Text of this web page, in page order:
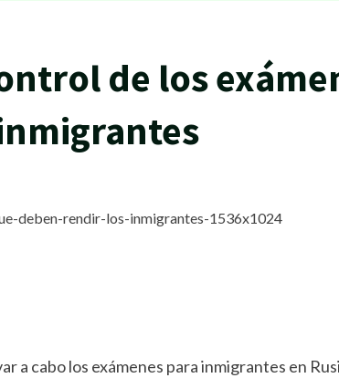
de los
a cabo los exámenes para inmigrantes en